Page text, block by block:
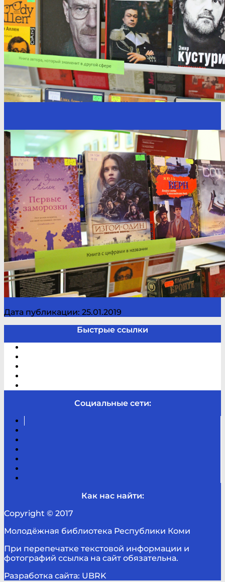
Дата публикации: 25.01.2019
Быстрые ссылки
Социальные сети:
Как нас найти:
Copyright © 2017
Молодёжная библиотека Республики Коми
При перепечатке текстовой информации и
фотографий ссылка на сайт обязательна.
Разработка сайта: UBRK